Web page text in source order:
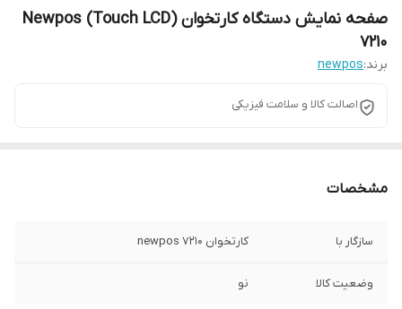
صفحه نمایش دستگاه کارتخوان (Touch LCD) Newpos
7210
برند:newpos
اصالت کالا و سلامت فیزیکی
مشخصات
سازگار با کارتخوان newpos 7210
وضعیت کالا نو